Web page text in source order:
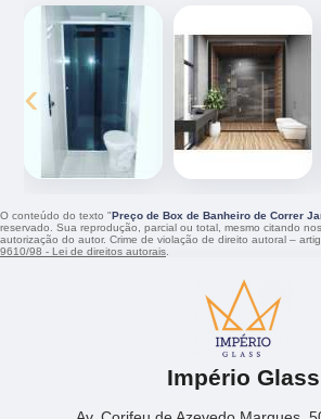
‹
O conteúdo do texto "Preço de Box de Banheiro de Correr
reservado. Sua reprodução, parcial ou total, mesmo citando
autorização do autor. Crime de violação de direito autoral –
9610/98 - Lei de direitos autorais
Império Glass